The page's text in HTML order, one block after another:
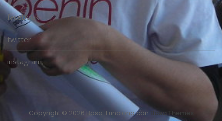
facebook
twitter
instagram
Copyright © 2026 Bosa. Funciona con Bosa Themes